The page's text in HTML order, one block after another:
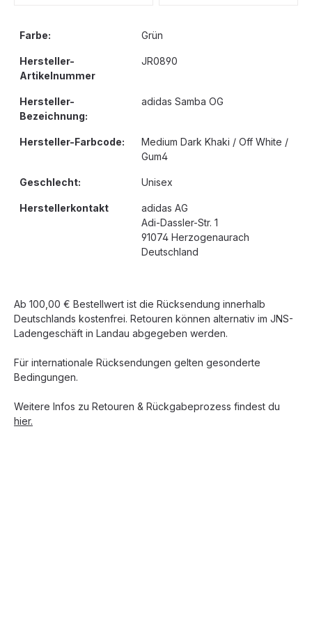
Farbe: Grün
Hersteller-
Artikelnummer
JR0890
Hersteller-
Bezeichnung:
adidas Samba OG
Hersteller-Farbcode:
Medium Dark Khaki / Off White /
Gum4
Geschlecht: Unisex
Herstellerkontakt
adidas AG
Adi-Dassler-Str. 1
91074 Herzogenaurach
Deutschland
Ab 100,00 € Bestellwert ist die Rücksendung innerhalb
Deutschlands kostenfrei. Retouren können alternativ im JNS-
Ladengeschäft in Landau abgegeben werden.
Für internationale Rücksendungen gelten gesonderte
Bedingungen.
Weitere Infos zu Retouren & Rückgabeprozess findest du
hier.